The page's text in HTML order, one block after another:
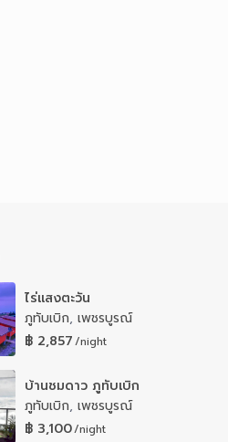
ไร่แสงตะวัน
ภูทับเบิก,เพชรบูรณ์
฿ 2,857/night
บ้านชมดาว ภูทับเบิก
ภูทับเบิก,เพชรบูรณ์
฿ 3,100/night